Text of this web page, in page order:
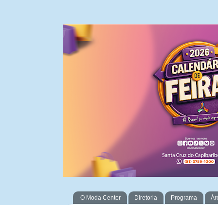
O Moda Center Diretoria Programa